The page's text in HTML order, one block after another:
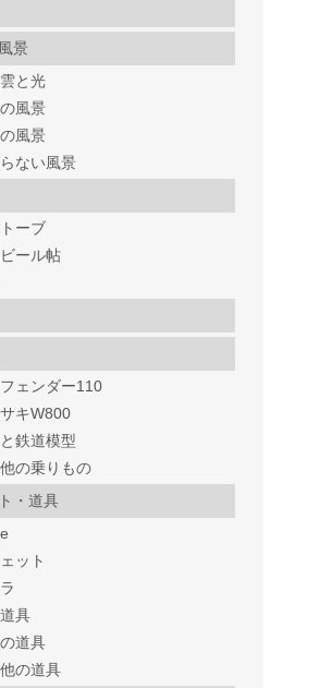
景
と光
風景
風景
ない風景
ーブ
ール帖
ェンダー110
キW800
鉄道模型
の乗りもの
・道具
ット
具
道具
の道具